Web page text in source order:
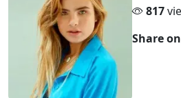
817
Share